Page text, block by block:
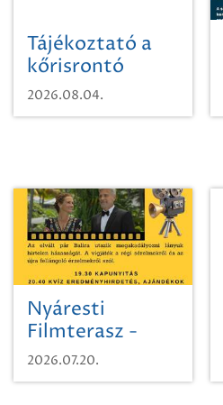
Tájékoztató a
kőrisrontó
karcsúdíszbogárról
2026.08.04.
Nyáresti
Filmterasz -
Beugró a
Paradicsomba
2026.07.20.